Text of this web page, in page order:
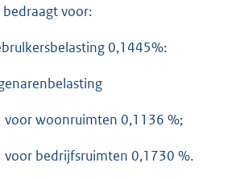
bedraagt voor:
0,1445%:
voor woonruimten 0,1136 %;
voor bedrijfsruimten 0,1730 %.